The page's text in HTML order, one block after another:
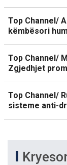
Top Channel/
këmbësori
Top Channel/
Zgjedhjet
Top Channel/
sisteme anti-